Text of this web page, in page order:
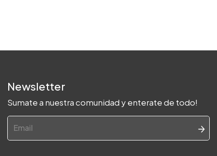
Newsletter
Sumate a nuestra comunidad y enterate de todo!